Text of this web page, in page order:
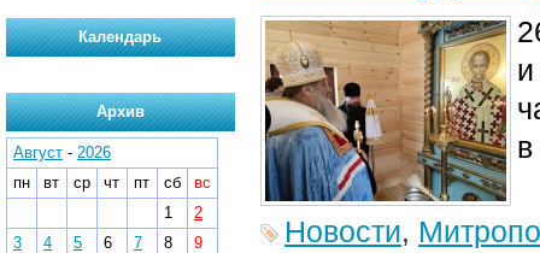
Новости,
Календарь
Архив
Август - 2026
пн
вт ср чт пт сб
вс
1
2
3
4 5 6 7 8
9